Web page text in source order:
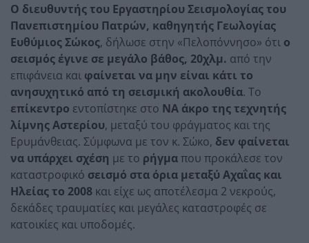
Ο διευθυντής του Εργαστηρίου Σεισμολογίας του
Πανεπιστημίου Πατρών, καθηγητής Γεωλογίας
Ευθύμιος Σώκος, δήλωσε στην «Πελοπόννησο» ότι ο
σεισμός έγινε σε μεγάλο βάθος, 20χλμ. από την
επιφάνεια και φαίνεται να μην είναι κάτι το
ανησυχητικό από τη σεισμική ακολουθία. Το
επίκεντρο εντοπίστηκε στο ΝΑ άκρο της τεχνητής
λίμνης Αστερίου, μεταξύ του φράγματος και της
Ερυμάνθειας. Σύμφωνα με τον κ. Σώκο, δεν φαίνεται
να υπάρχει σχέση με το ρήγμαπου προκάλεσε τον
καταστροφικό σεισμό στα όρια μεταξύ Αχαΐας και
Ηλείας το 2008 και είχε ως αποτέλεσμα 2 νεκρούς,
δεκάδες τραυματίες και μεγάλες καταστροφές σε
κατοικίες και υποδομές.